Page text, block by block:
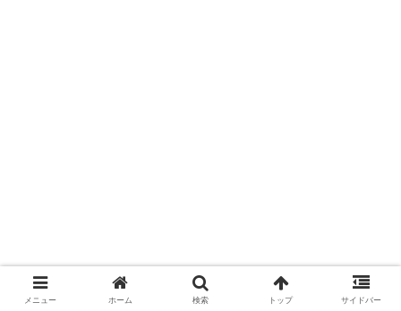
メニュー ホーム 検索 トップ サイドバー